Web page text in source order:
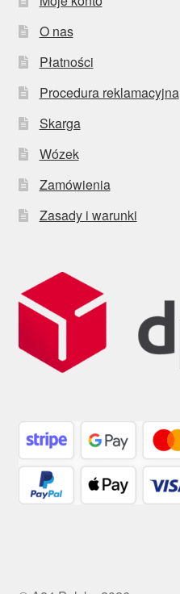
O nas
Płatności
Procedura reklamacyjna
Skarga
Wózek
Zamówienia
Zasady i warunki